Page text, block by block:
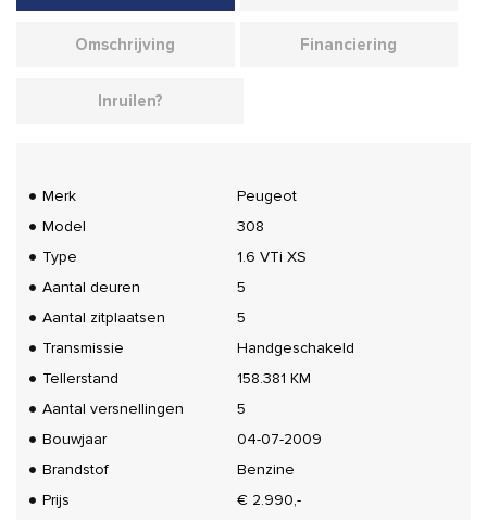
Omschrijving Financiering
Inruilen?
Merk
Peugeot
Model
308
Type
1.6 VTi XS
Aantal deuren
5
Aantal zitplaatsen
5
Transmissie
Handgeschakeld
Tellerstand
158.381 KM
Aantal versnellingen
5
Bouwjaar
04-07-2009
Brandstof
Benzine
Prijs
€ 2.990,-